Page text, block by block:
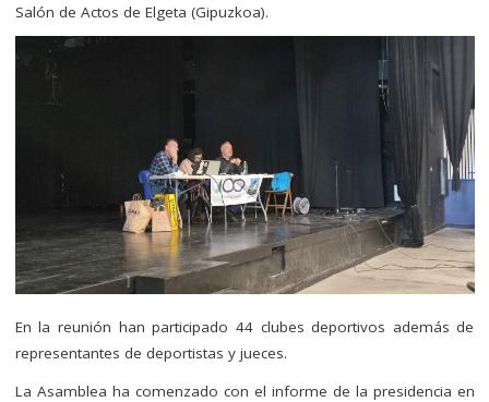
Salón de Actos de Elgeta (Gipuzkoa).
En la reunión han participado 44 clubes deportivos además de
representantes de deportistas y jueces.
La Asamblea ha comenzado con el informe de la presidencia en